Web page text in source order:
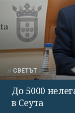
СВЕТЪТ
До 5000
в Сеута